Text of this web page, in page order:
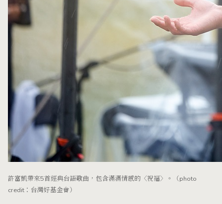
許富凱帶來5首經典台語歌曲，包含滿滿情感的〈祝福〉。（photo
credit：台灣好基金會）